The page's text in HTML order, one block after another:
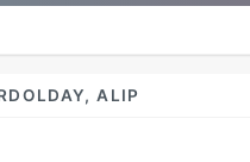
ALIP